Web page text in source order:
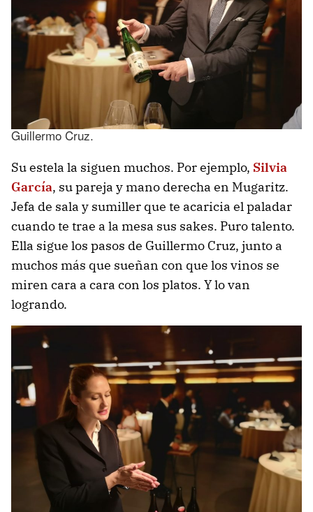
Guillermo Cruz.
Su estela la siguen muchos. Por ejemplo, Silvia
García, su pareja y mano derecha en Mugaritz.
Jefa de sala y sumiller que te acaricia el paladar
cuando te trae a la mesa sus sakes. Puro talento.
Ella sigue los pasos de Guillermo Cruz, junto a
muchos más que sueñan con que los vinos se
miren cara a cara con los platos. Y lo van
logrando.